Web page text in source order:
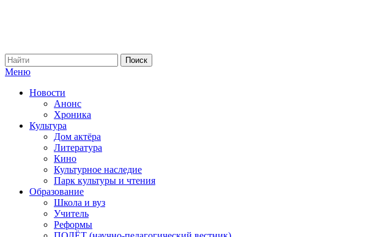
Меню
Новости
Анонс
Хроника
Культура
Дом актёра
Литература
Кино
Культурное наследие
Парк культуры и чтения
Образование
Школа и вуз
Учитель
Реформы